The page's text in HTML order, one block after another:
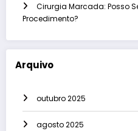
Cirurgia Marcada: Posso
Procedimento?
Arquivo
outubro 2025
agosto 2025